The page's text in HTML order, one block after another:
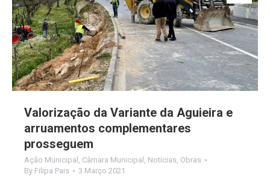
Valorização da Variante da Aguieira e
arruamentos complementares
prosseguem
Ação Municipal , Câmara Municipal , Notícias, Obras
By Filipa Pais 3 Março 2021